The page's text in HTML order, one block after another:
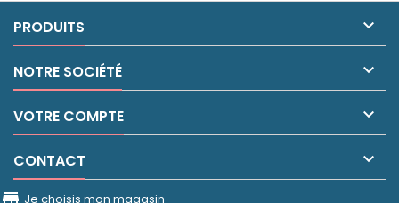
PRODUITS 
NOTRE SOCIÉTÉ 
VOTRE COMPTE 
CONTACT

Je choisis mon magasin